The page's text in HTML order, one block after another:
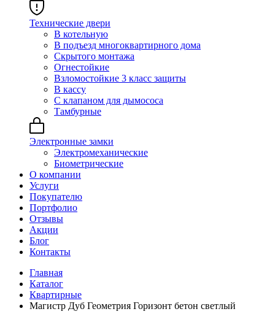
Технические двери
В котельную
В подъезд многоквартирного дома
Скрытого монтажа
Огнестойкие
Взломостойкие 3 класс защиты
В кассу
С клапаном для дымососа
Тамбурные
Электронные замки
Электромеханические
Биометрические
О компании
Услуги
Покупателю
Портфолио
Отзывы
Акции
Блог
Контакты
Главная
Каталог
Квартирные
Магистр Дуб Геометрия Горизонт бетон светлый